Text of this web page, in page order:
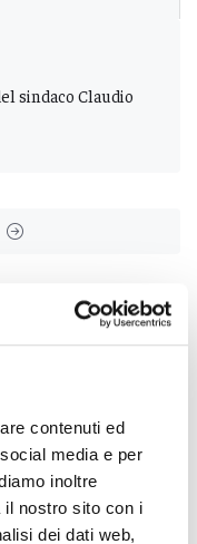
contenuti ed
media e per
inoltre
il nostro sito con i
dei dati web,
sindaco Claudio